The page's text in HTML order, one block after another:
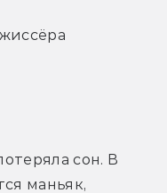
сон. В
маньяк,